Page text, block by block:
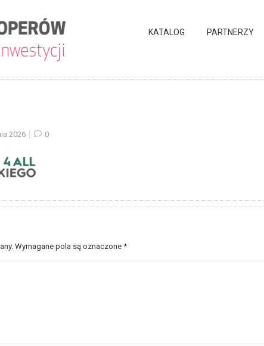
KATALOG PARTNERZY
2026 0
Wymagane pola są oznaczone *